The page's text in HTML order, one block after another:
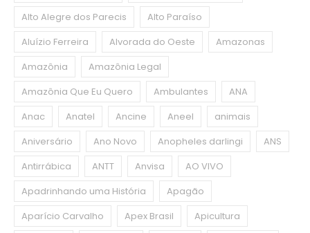
Alto Alegre dos Parecis
Alto Paraíso
Aluízio Ferreira
Alvorada do Oeste
Amazonas
Amazônia
Amazônia Legal
Amazônia Que Eu Quero
Ambulantes
ANA
Anac
Anatel Ancine Aneel
animais
Aniversário
Ano Novo Anopheles darlingi
ANS
Antirrábica
ANTT Anvisa
AO VIVO
Apadrinhando uma História
Apagão
Aparício Carvalho
Apex Brasil
Apicultura